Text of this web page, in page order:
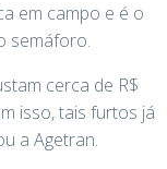
em campo e é o
semáforo.
cerca de R$
isso, tais furtos já
a Agetran.